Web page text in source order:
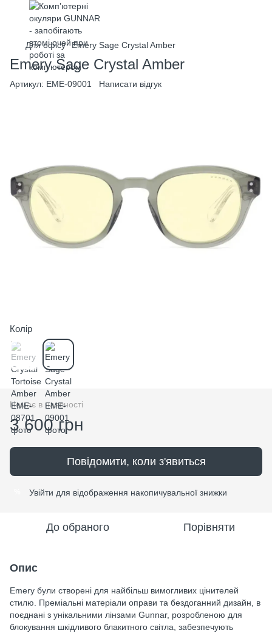
Для офісу Emery Sage Crystal Amber
Emery Sage Crystal Amber
Артикул: EME-09001 Написати відгук
Колір
Немає в наявності
3 600 грн
Повідомити, коли з'явиться
Увійти для відображення накопичувальної знижки
До обраного Порівняти
Опис
Emery були створені для найбільш вимогливих цінителей
стилю. Преміальні матеріали оправи та бездоганний дизайн, в
поєднані з унікальними лінзами Gunnar, розробленою для
блокування шкідливого блакитного світла, забезпечують